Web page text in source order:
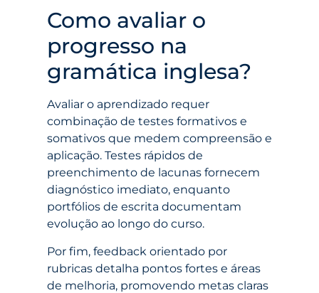
Como avaliar o
progresso na
gramática inglesa?
Avaliar o aprendizado requer
combinação de testes formativos e
somativos que medem compreensão e
aplicação. Testes rápidos de
preenchimento de lacunas fornecem
diagnóstico imediato, enquanto
portfólios de escrita documentam
evolução ao longo do curso.
Por fim, feedback orientado por
rubricas detalha pontos fortes e áreas
de melhoria, promovendo metas claras